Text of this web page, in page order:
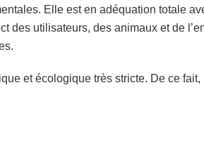
Elle est en adéquation totale
des utilisateurs, des animaux et de
et écologique très stricte. De ce